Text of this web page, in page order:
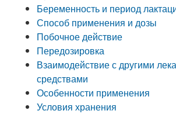
Беременность и период
Способ применения и дозы
Побочное действие
Передозировка
Взаимодействие с другими
средствами
Особенности применения
Условия хранения